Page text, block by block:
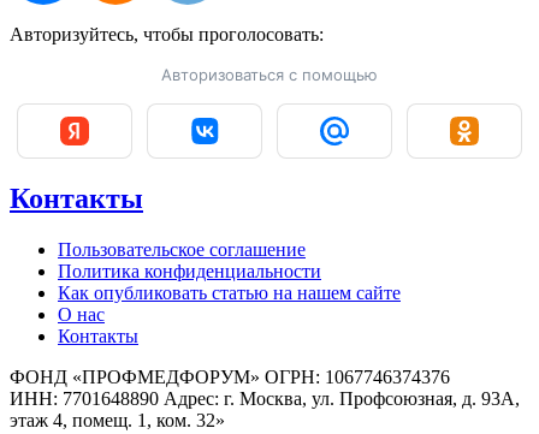
Авторизуйтесь, чтобы проголосовать:
Авторизоваться с помощью
Контакты
Пользовательское соглашение
Политика конфиденциальности
Как опубликовать статью на нашем сайте
О нас
Контакты
ФОНД «ПРОФМЕДФОРУМ» ОГРН: 1067746374376
ИНН: 7701648890 Адрес: г. Москва, ул. Профсоюзная, д. 93А,
этаж 4, помещ. 1, ком. 32»